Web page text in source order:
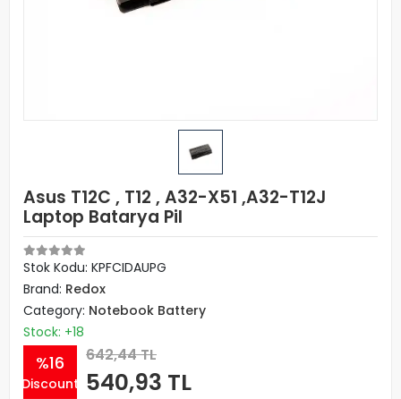
Asus T12C , T12 , A32-X51 ,A32-T12J
Laptop Batarya Pil
Stok Kodu: KPFCIDAUPG
Brand: Redox
Category: Notebook Battery
Stock: +18
%16
Discount
642,44 TL
540,93 TL